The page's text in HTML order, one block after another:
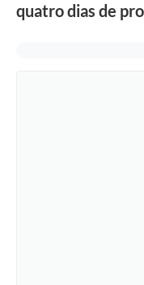
quatro dias de